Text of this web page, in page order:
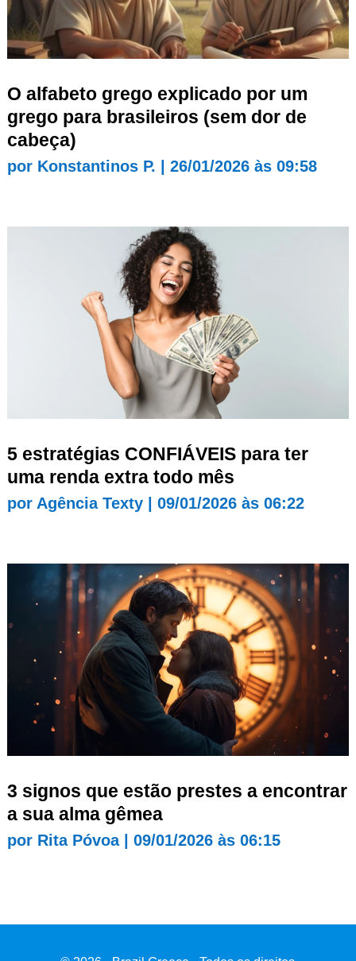
O alfabeto grego explicado por um
grego para brasileiros (sem dor de
cabeça)
por Konstantinos P. 26/01/2026 às 09:58
5 estratégias CONFIÁVEIS para ter
uma renda extra todo mês
por Agência Texty| 09/01/2026 às 06:22
3 signos que estão prestes a encontrar
a sua alma gêmea
por Rita Póvoa| 09/01/2026 às 06:15